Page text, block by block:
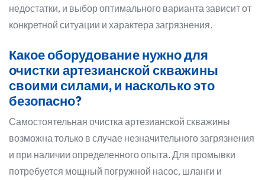
недостатки, и выбор оптимального варианта зависит от
конкретной ситуации и характера загрязнения.
Какое оборудование нужно для
очистки артезианской скважины
своими силами, и насколько это
безопасно?
Самостоятельная очистка артезианской скважины
возможна только в случае незначительного загрязнения
и при наличии определенного опыта. Для промывки
потребуется мощный погружной насос, шланги и